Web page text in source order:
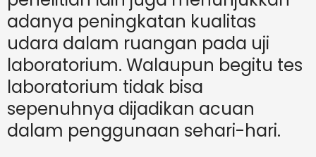
adanya peningkatan kualitas
udara dalam ruangan pada uji
laboratorium. Walaupun begitu tes
laboratorium tidak bisa
sepenuhnya dijadikan acuan
dalam penggunaan sehari-hari.